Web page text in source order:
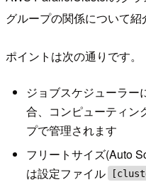
グループの関係について紹
ポイントは次の通りです。
ジョブスケジューラー
合、コンピューティン
プで管理されます
フリートサイズ(Auto
は設定ファイル